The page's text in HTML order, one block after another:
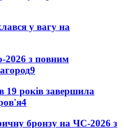
у вагу на
2026 з повним
9
19 років завершила
4
бронзу на ЧС-2026 з